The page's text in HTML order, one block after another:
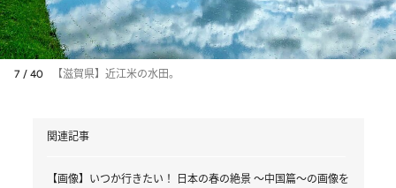
7 / 40 【滋賀県】近江米の水田。
関連記事
【画像】いつか行きたい！ 日本の春の絶景 ～中国篇～の画像を